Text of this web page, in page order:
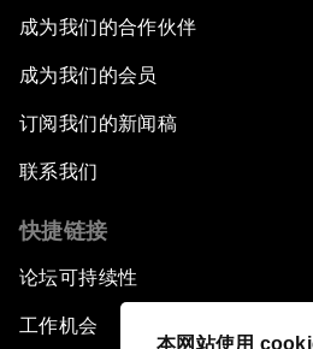
本网站使用
成为我们的合作伙伴
成为我们的会员
订阅我们的新闻稿
联系我们
快捷链接
论坛可持续性
工作机会